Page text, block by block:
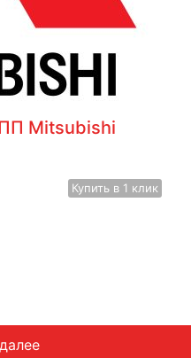
Mitsubishi
Купить в 1 клик